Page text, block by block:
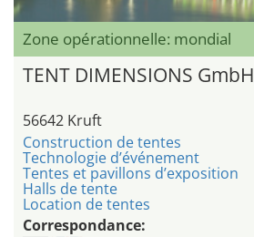
Zone opérationnelle: mondial
TENT DIMENSIONS GmbH
56642 Kruft
Construction de tentes
Technologie d’événement
Tentes et pavillons d’exposition
Halls de tente
Location de tentes
Correspondance: